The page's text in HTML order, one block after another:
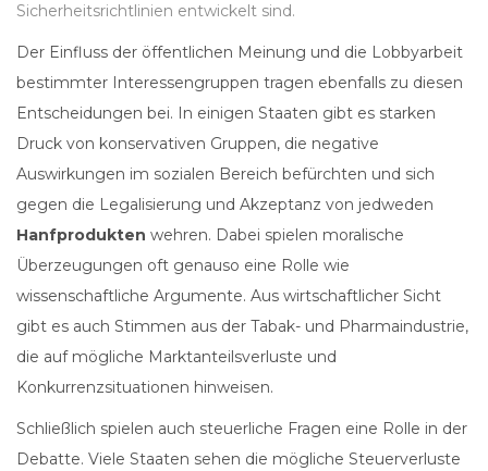
Sicherheitsrichtlinien entwickelt sind.
Der Einfluss der öffentlichen Meinung und die Lobbyarbeit
bestimmter Interessengruppen tragen ebenfalls zu diesen
Entscheidungen bei. In einigen Staaten gibt es starken
Druck von konservativen Gruppen, die negative
Auswirkungen im sozialen Bereich befürchten und sich
gegen die Legalisierung und Akzeptanz von jedweden
Hanfprodukten wehren. Dabei spielen moralische
Überzeugungen oft genauso eine Rolle wie
wissenschaftliche Argumente. Aus wirtschaftlicher Sicht
gibt es auch Stimmen aus der Tabak- und Pharmaindustrie,
die auf mögliche Marktanteilsverluste und
Konkurrenzsituationen hinweisen.
Schließlich spielen auch steuerliche Fragen eine Rolle in der
Debatte. Viele Staaten sehen die mögliche Steuerverluste